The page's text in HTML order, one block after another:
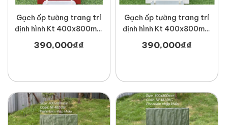
Gạch ốp tường trang trí
định hình Kt 400x800mm
MT-NF48Z06C
390,000₫₫
Gạch ốp tường trang trí
định hình Kt 400x800mm
MT-NF48Z01C
390,000₫₫